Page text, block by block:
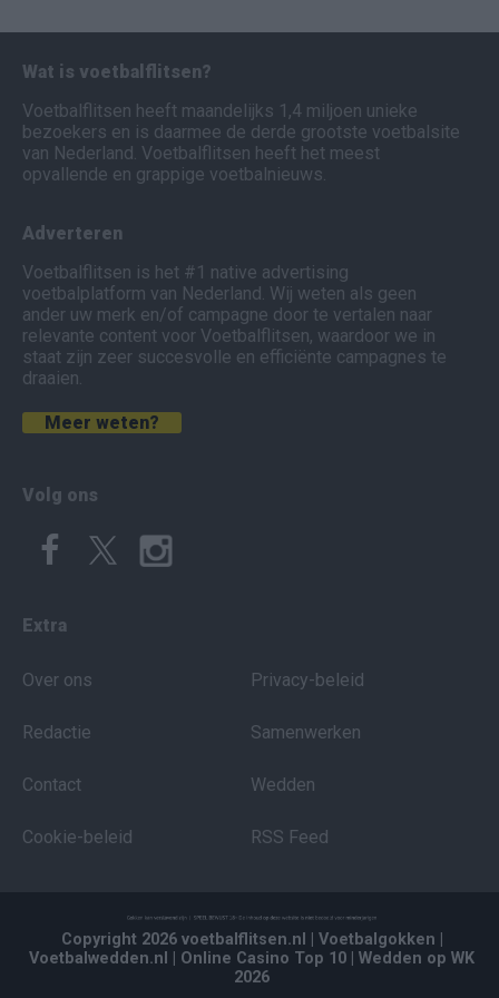
Wat is voetbalflitsen?
Voetbalflitsen heeft maandelijks 1,4 miljoen unieke
bezoekers en is daarmee de derde grootste voetbalsite
van Nederland. Voetbalflitsen heeft het meest
opvallende en grappige voetbalnieuws.
Adverteren
Voetbalflitsen is het #1 native advertising
voetbalplatform van Nederland. Wij weten als geen
ander uw merk en/of campagne door te vertalen naar
relevante content voor Voetbalflitsen, waardoor we in
staat zijn zeer succesvolle en efficiënte campagnes te
draaien.
Meer weten?
Volg ons
Extra
Over ons
Redactie
Contact
Cookie-beleid
Privacy-beleid
Samenwerken
Wedden
RSS Feed
Copyright 2026 voetbalflitsen.nl | Voetbalgokken
Voetbalwedden.nl
| Online Casino Top 10 | Wedden op WK
2026